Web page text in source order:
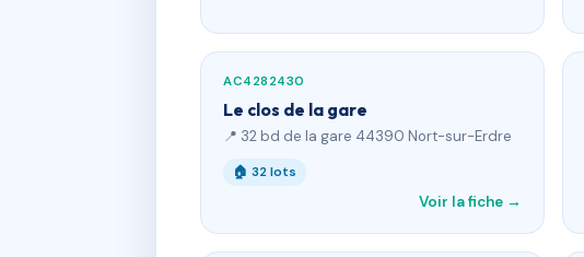
AC4282430
Le clos de la gare
📍 32 bd de la gare 44390 Nort-sur-Erdre
🏠 32 lots
Voir la fiche →